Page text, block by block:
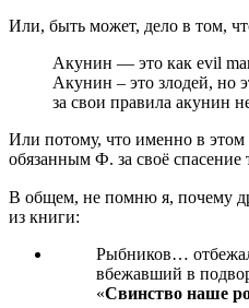
Или, быть может, дело в том,
Акунин — это как evil
Акунин – это злодей, но
за свои правила акунин
Или потому, что именно в этом
обязанным Ф. за своё спасение
В общем, не помню я, почему
из книги:
Рыбников… отбежал
вбежавший в
«Свинство наше